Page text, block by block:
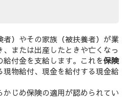
）やその家族（被扶養者）が業
または出産したときや亡くなっ
付金を支給します。これを保険
現物給付、現金を給付する現金給
じめ保険の適用が認められてい